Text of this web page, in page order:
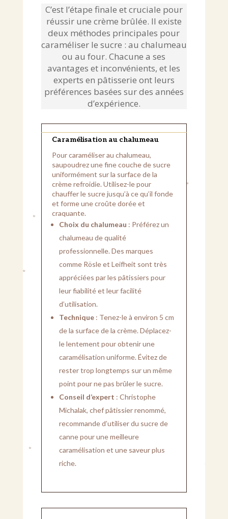
C’est l’étape finale et cruciale pour
réussir une crème brûlée. Il existe
deux méthodes principales pour
caraméliser le sucre : au chalumeau
ou au four. Chacune a ses
avantages et inconvénients, et les
experts en pâtisserie ont leurs
préférences basées sur des années
d’expérience.
Caramélisation au chalumeau
Pour caraméliser au chalumeau,
saupoudrez une fine couche de sucre
uniformément sur la surface de la
crème refroidie. Utilisez-le pour
chauffer le sucre jusqu’à ce qu’il fonde
et forme une croûte dorée et
craquante.
Choix du chalumeau : Préférez un
chalumeau de qualité
professionnelle. Des marques
comme Rösle et Leifheit sont très
appréciées par les pâtissiers pour
leur fiabilité et leur facilité
d’utilisation.
Technique: Tenez-le à environ 5 cm
de la surface de la crème. Déplacez-
le lentement pour obtenir une
caramélisation uniforme. Évitez de
rester trop longtemps sur un même
point pour ne pas brûler le sucre.
Conseil d’expert : Christophe
Michalak, chef pâtissier renommé,
recommande d’utiliser du sucre de
canne pour une meilleure
caramélisation et une saveur plus
riche.